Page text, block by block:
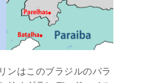
ンはこのブラジルのパラ